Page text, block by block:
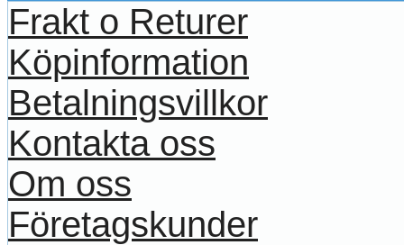
Frakt o Returer
Köpinformation
Betalningsvillkor
Kontakta oss
Om oss
Företagskunder